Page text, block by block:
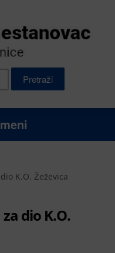
K.O. Žeževica
dio K.O.